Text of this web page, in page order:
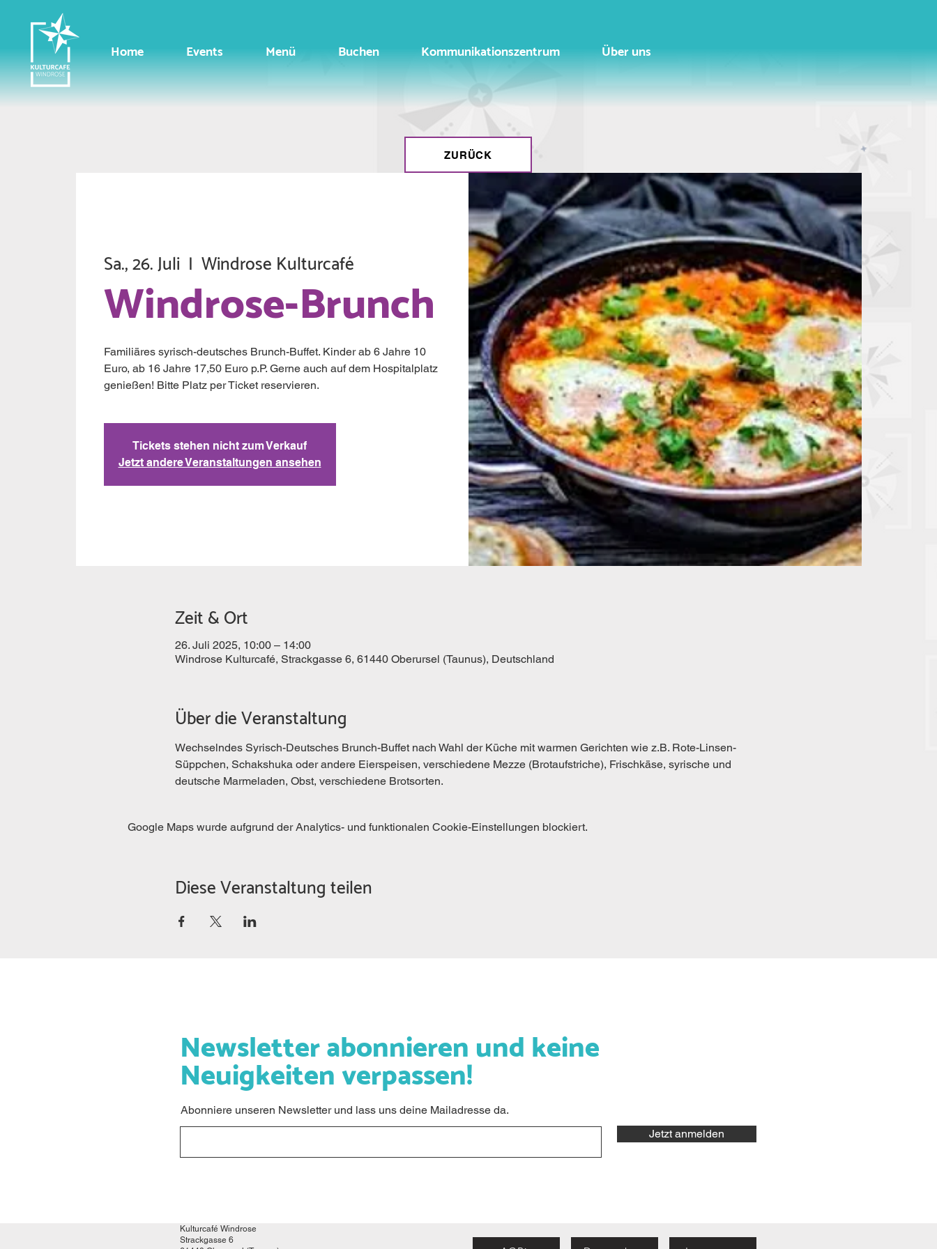
Home Events Menü Buchen Kommunikationszentrum Über uns
ZURÜCK
Sa., 26. Juli
  |
Windrose Kulturcafé
Windrose-Brunch
Familiäres syrisch-deutsches Brunch-Buffet. Kinder ab 6 Jahre 10
Euro, ab 16 Jahre 17,50 Euro p.P. Gerne auch auf dem Hospitalplatz
genießen! Bitte Platz per Ticket reservieren.
Tickets stehen nicht zum Verkauf
Jetzt andere Veranstaltungen ansehen
Zeit & Ort
26. Juli 2025, 10:00 – 14:00
Windrose Kulturcafé, Strackgasse 6, 61440 Oberursel (Taunus), Deutschland
Über die Veranstaltung
Wechselndes Syrisch-Deutsches Brunch-Buffet nach Wahl der Küche mit warmen Gerichten wie z.B. Rote-Linsen-
Süppchen, Schakshuka oder andere Eierspeisen, verschiedene Mezze (Brotaufstriche), Frischkäse, syrische und
deutsche Marmeladen, Obst, verschiedene Brotsorten.
Google Maps wurde aufgrund der Analytics- und funktionalen Cookie-Einstellungen blockiert.
Diese Veranstaltung teilen
Newsletter abonnieren und keine
Neuigkeiten verpassen!
Abonniere unseren Newsletter und lass uns deine Mailadresse da.
Jetzt anmelden
Kulturcafé Windrose
Strackgasse 6